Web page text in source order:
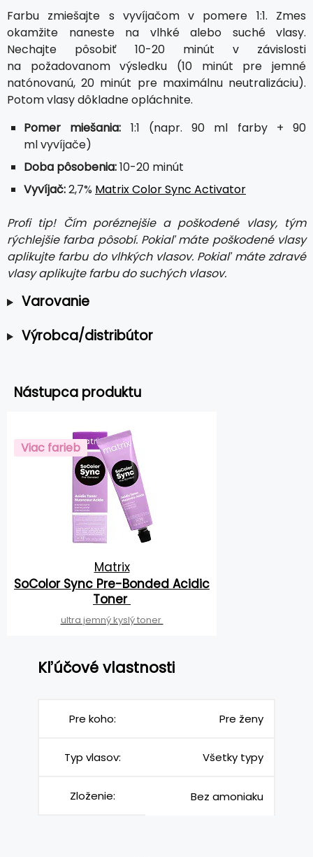
Farbu zmiešajte s vyvíjačom v pomere 1:1. Zmes
okamžite naneste na vlhké alebo suché vlasy.
Nechajte pôsobiť 10-20 minút v závislosti
na požadovanom výsledku (10 minút pre jemné
natónovanú, 20 minút pre maximálnu neutralizáciu).
Potom vlasy dôkladne opláchnite.
Pomer miešania: 1:1 (napr. 90 ml farby + 90
ml vyvíjače)
Doba pôsobenia:10-20 minút
Vyvíjač:2,7% Matrix Color Sync Activator
Profi tip! Čím poréznejšie a poškodené vlasy, tým
rýchlejšie farba pôsobí. Pokiaľ máte poškodené vlasy
aplikujte farbu do vlhkých vlasov. Pokiaľ máte zdravé
vlasy aplikujte farbu do suchých vlasov.
Varovanie
Výrobca/distribútor
Nástupca produktu
Viac farieb
Matrix
SoColor Sync Pre-Bonded Acidic
Toner
ultra jemný kyslý toner
Kľúčové vlastnosti
Pre koho: Pre ženy
Typ vlasov: Všetky typy
Zloženie: Bez amoniaku